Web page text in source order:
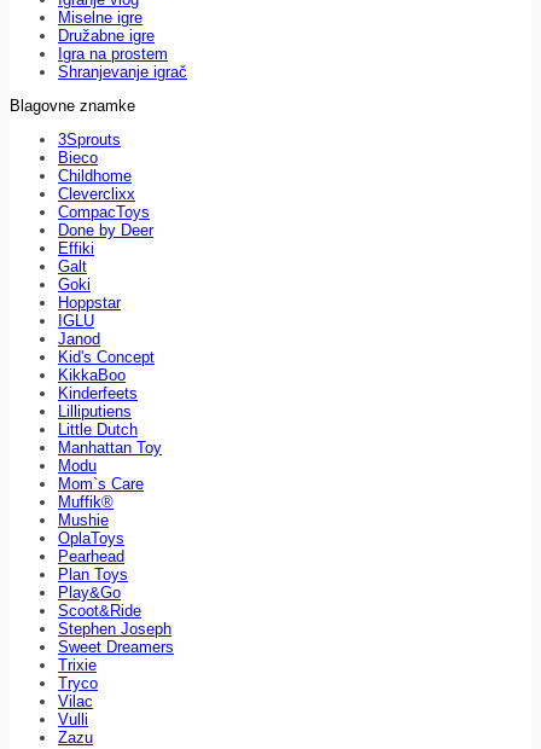
Miselne igre
Družabne igre
Igra na prostem
Shranjevanje igrač
Blagovne znamke
3Sprouts
Bieco
Childhome
Cleverclixx
CompacToys
Done by Deer
Effiki
Galt
Goki
Hoppstar
IGLU
Janod
Kid's Concept
KikkaBoo
Kinderfeets
Lilliputiens
Little Dutch
Manhattan Toy
Modu
Mom`s Care
Muffik®
Mushie
OplaToys
Pearhead
Plan Toys
Play&Go
Scoot&Ride
Stephen Joseph
Sweet Dreamers
Trixie
Tryco
Vilac
Vulli
Zazu